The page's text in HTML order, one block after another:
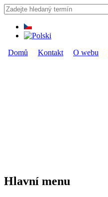
Přejít k hlavnímu obsahu
Vyhledávání
Hledat
Domů Kontakt O webu
Hlavní menu